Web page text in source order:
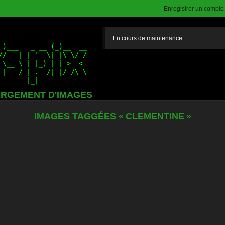
Enregistrer un
D'IMAGES
En cours de maintenance
IMAGES TAGGÉES « CLEMENTINE »